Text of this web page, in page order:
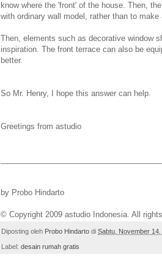
know where the 'front' of the house. Then,
with ordinary wall model, rather than to
Then, elements such as decorative window
inspiration. The front terrace can also be
better.
So Mr. Henry, I hope this answer can help.
Greetings from astudio
by Probo Hindarto
© Copyright 2009 astudio Indonesia. All
Diposting oleh Probo Hindarto di Sabtu, November 14,
Label: desain rumah gratis